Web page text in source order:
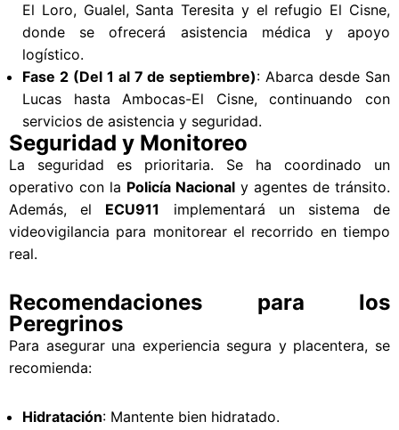
El Loro, Gualel, Santa Teresita y el refugio El Cisne,
donde se ofrecerá asistencia médica y apoyo
logístico.
Fase 2 (Del 1 al 7 de septiembre): Abarca desde San
Lucas hasta Ambocas-El Cisne, continuando con
servicios de asistencia y seguridad.
Seguridad y Monitoreo
La seguridad es prioritaria. Se ha coordinado un
operativo con la Policía Nacional y agentes de tránsito.
Además, el ECU911
implementará un sistema de
videovigilancia para monitorear el recorrido en tiempo
real.
Recomendaciones para los
Peregrinos
Para asegurar una experiencia segura y placentera, se
recomienda:
Hidratación: Mantente bien hidratado.